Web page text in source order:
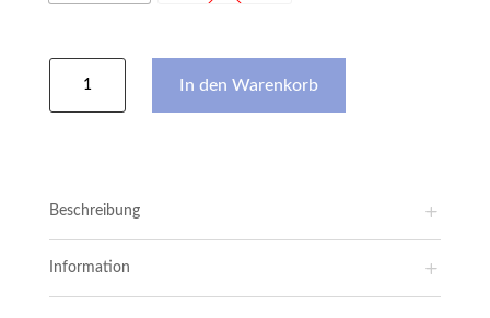
In den Warenkorb
Beschreibung
Information